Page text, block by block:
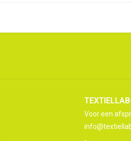
Voor een